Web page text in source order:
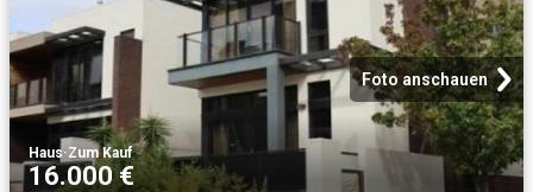
Foto anschauen
Haus·Zum Kauf
16.000 €